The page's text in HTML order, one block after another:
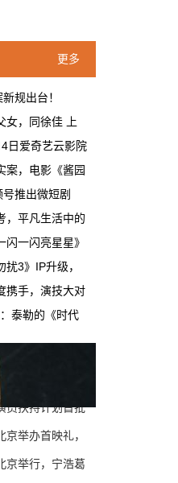
电影院还剩什
驰穿着黑色夹克
场。这部短剧改
屏拍摄，AI辅助
线。
本网原创
。有人说"今年开
员片酬从日薪800
还比你好看…
本网原创
亿：电影院的
渡》、皮克斯的
更多
规出台！
女，同徐佳 上
日爱奇艺云影院
案，电影《酱园
推出微短剧
，平凡生活中的
一闪亮星星》
3》IP升级，
携手，演技大对
泰勒的《时代
举行“好人有好
片单，中国电
疯上天大获好评
，葛优告诫大家
员扶持计划首批
举办首映礼，
京举行，宁浩葛